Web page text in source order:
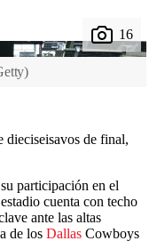
)
dieciseisavos de final,
participación en el
cuenta con techo
ante las altas
de los Dallas Cowboys